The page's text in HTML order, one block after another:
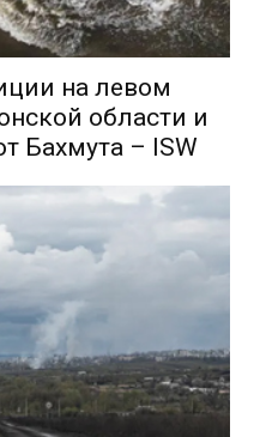
на левом
области и
Бахмута – ISW